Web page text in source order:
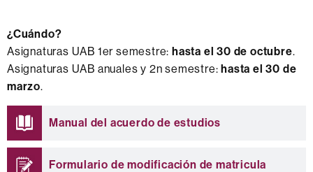
¿Cuándo?
Asignaturas UAB 1er semestre: hasta el 30 de octubre.
Asignaturas UAB anuales y 2n semestre:hasta el 30 de
marzo.
Información
complementaria
Manual del acuerdo de estudios
Formulario de modificación de matricula